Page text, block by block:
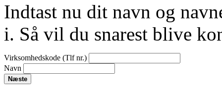
Indtast nu dit navn og
i. Så vil du snarest blive
Virksomhedskode (Tlf nr.)
Navn
Næste